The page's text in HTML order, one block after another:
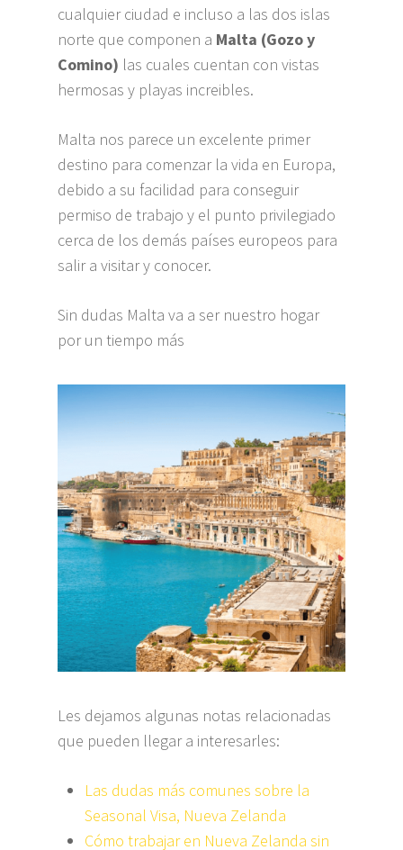
cualquier ciudad e incluso a las dos islas
norte que componen a Malta (Gozo y
Comino) las cuales cuentan con vistas
hermosas y playas increibles.
Malta nos parece un excelente primer
destino para comenzar la vida en Europa,
debido a su facilidad para conseguir
permiso de trabajo y el punto privilegiado
cerca de los demás países europeos para
salir a visitar y conocer.
Sin dudas Malta va a ser nuestro hogar
por un tiempo más
Les dejamos algunas notas relacionadas
que pueden llegar a interesarles:
Las dudas más comunes sobre la
Seasonal Visa, Nueva Zelanda
Cómo trabajar en Nueva Zelanda sin